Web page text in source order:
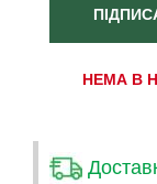
НЕМА В